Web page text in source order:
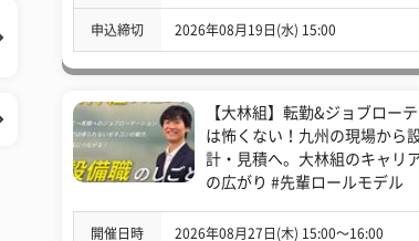
申込締切 2026年08月19日(水) 15:00
【大林組】転勤&ジョブローテ
は怖くない！九州の現場から
計・見積へ。大林組のキャリ
の広がり #先輩ロールモデル
開催日時 2026年08月27日(木) 15:00〜16:00